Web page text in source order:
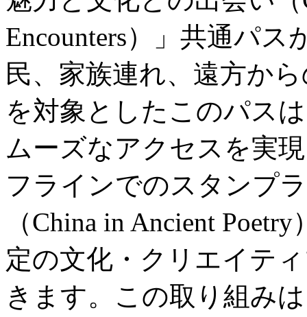
Encounters）」共通パ
民、家族連れ、遠方か
を対象としたこのパス
ムーズなアクセスを実
フラインでのスタンプ
（China in Ancient
定の文化・クリエイテ
きます。この取り組み